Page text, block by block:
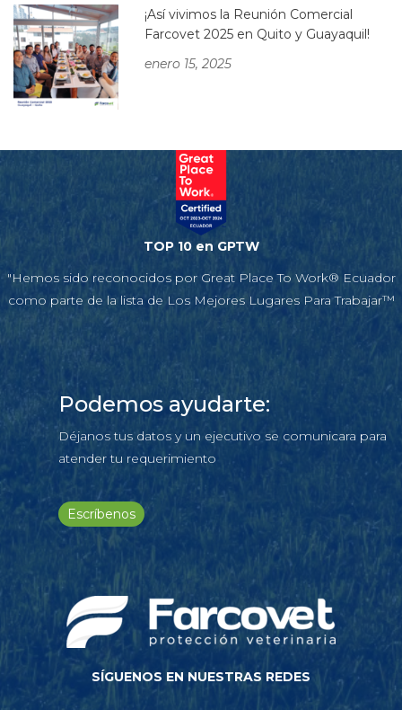
¡Así vivimos la Reunión Comercial
Farcovet 2025 en Quito y Guayaquil!
enero 15, 2025
TOP 10 en GPTW
"Hemos sido reconocidos por Great Place To Work® Ecuador
como parte de la lista de Los Mejores Lugares Para Trabajar™
Podemos ayudarte:
Déjanos tus datos y un ejecutivo se comunicara para
atender tu requerimiento
Escríbenos
SÍGUENOS EN NUESTRAS REDES